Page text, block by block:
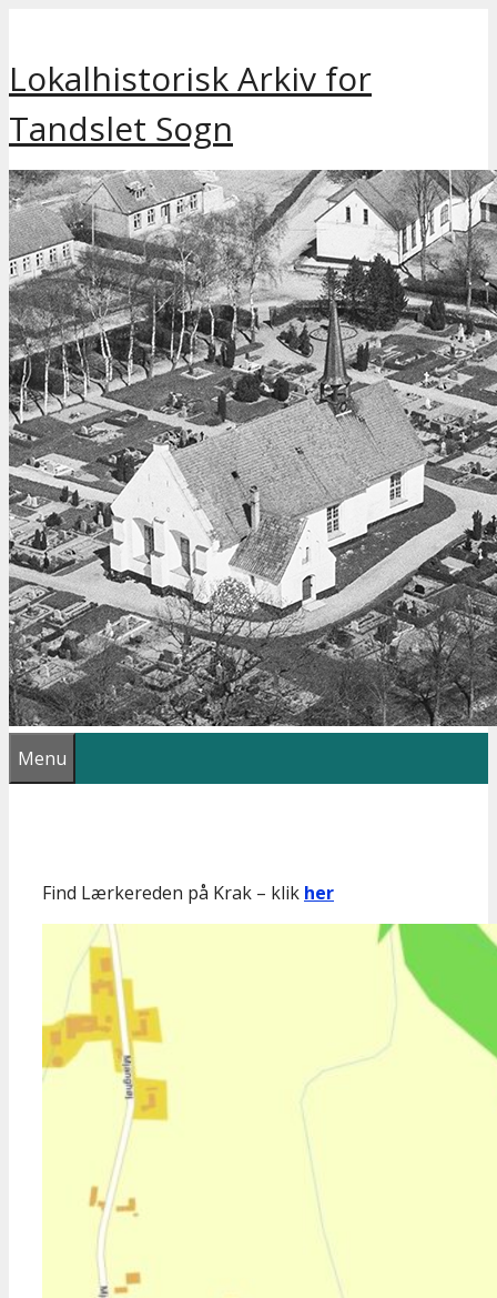
indhold
Lokalhistorisk Arkiv for
Tandslet Sogn
Menu
Find Lærkereden på Krak – klik her